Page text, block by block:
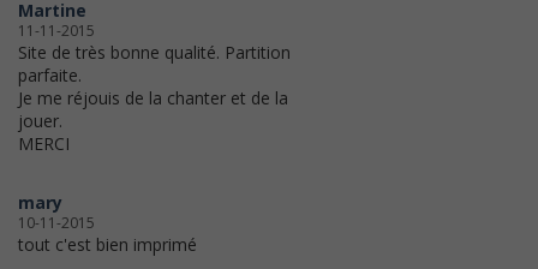
Martine
11-11-2015
Site de très bonne qualité. Partition
parfaite.
Je me réjouis de la chanter et de la
jouer.
MERCI
mary
10-11-2015
tout c'est bien imprimé